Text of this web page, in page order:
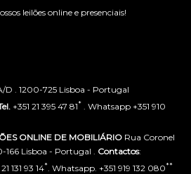
leilões online e presenciais!
D . 1200-725 Lisboa - Portugal
+351 21 395 47 81* . Whatsapp +351 910
ONLINE DE MOBILIÁRIO Rua Coronel
166 Lisboa - Portugal . Contactos:
131 93 14* . Whatsapp. +351 919 132 080**